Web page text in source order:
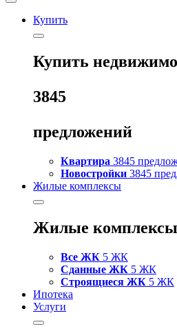
Купить
Купить
3845
предложений
Квартира 3845
Новостройки 3845
Жилые комплексы
Жилые комплексы
Все ЖК 5 ЖК
Сданные ЖК 5 ЖК
Строящиеся ЖК 5 ЖК
Ипотека
Услуги